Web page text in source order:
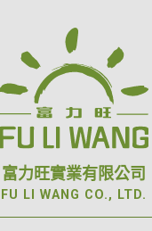
富力旺實業有限公司
FU LI WANG CO., LTD.